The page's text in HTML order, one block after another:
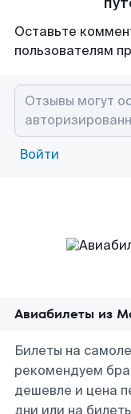
Оставьте
пользователям
Войти
Авиабилеты из
Билеты на
рекомендуем
дешевле и цена
дни или на